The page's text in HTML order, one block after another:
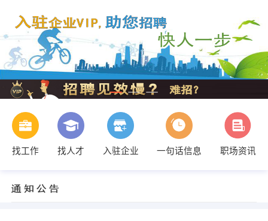
找工作 找人才 入驻企业 一句话信息 职场资讯